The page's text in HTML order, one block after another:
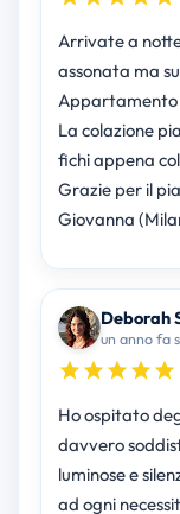
Arrivate a
assonata ma
Appartamento
La colazione
fichi appena
Grazie per il
Giovanna
Deborah
un anno fa
Ho ospitato
davvero
luminose e
ad ogni